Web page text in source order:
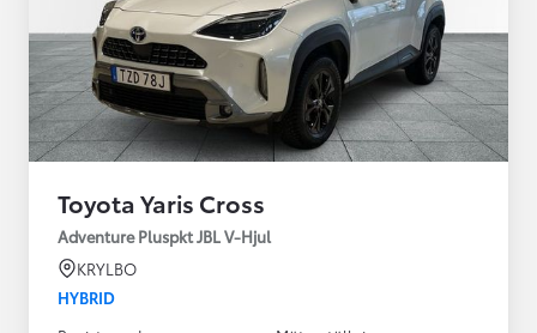
Toyota Yaris Cross
Adventure Pluspkt JBL V-Hjul
KRYLBO
HYBRID